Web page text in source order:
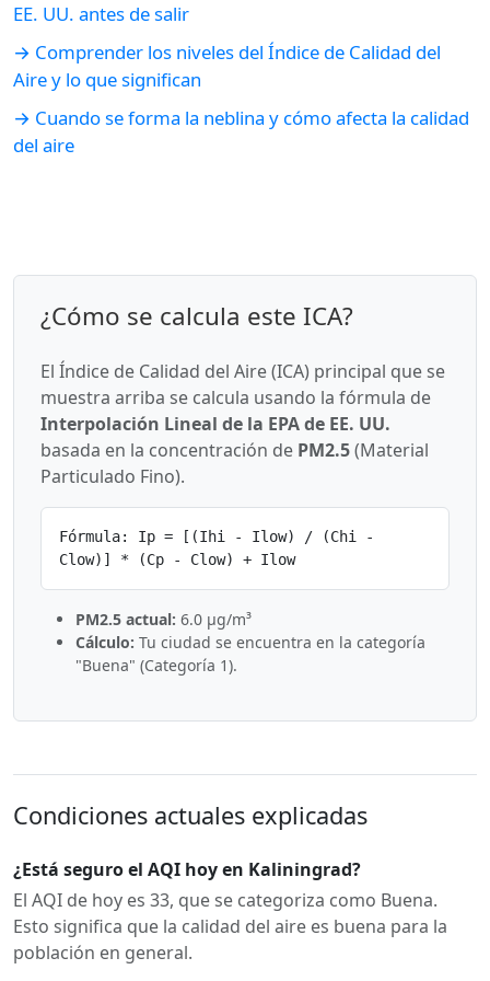
EE. UU. antes de salir
→ Comprender los niveles del Índice de Calidad del
Aire y lo que significan
→ Cuando se forma la neblina y cómo afecta la calidad
del aire
¿Cómo se calcula este ICA?
El Índice de Calidad del Aire (ICA) principal que se
muestra arriba se calcula usando la fórmula de
Interpolación Lineal de la EPA de EE. UU.
basada en la concentración de PM2.5(Material
Particulado Fino).
Fórmula: Ip = [(Ihi - Ilow) / (Chi -
Clow)] * (Cp - Clow) + Ilow
PM2.5 actual: 6.0 µg/m³
Cálculo: Tu ciudad se encuentra en la categoría
"Buena" (Categoría 1).
Condiciones actuales explicadas
¿Está seguro el AQI hoy en Kaliningrad?
El AQI de hoy es 33, que se categoriza como Buena.
Esto significa que la calidad del aire es buena para la
población en general.